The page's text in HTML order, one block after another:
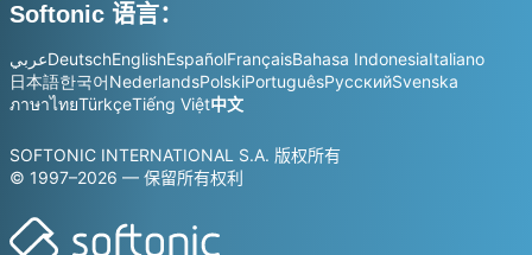
Softonic 语言：
عربيDeutschEnglishEspañolFrançaisBahasa IndonesiaItaliano
日本語한국어NederlandsPolskiPortuguêsРусскийSvenska
ภาษาไทยTürkçeTiếng Việt中文
SOFTONIC INTERNATIONAL S.A. 版权所有
© 1997–2026 — 保留所有权利